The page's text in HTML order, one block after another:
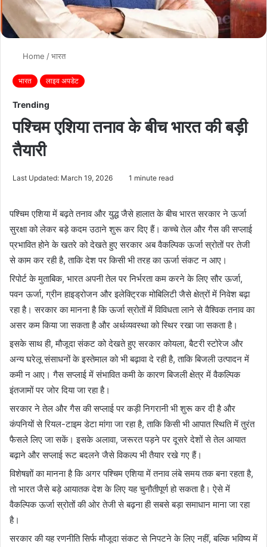
Home /भारत
भारत लाइव अपडेट
Trending
पश्चिम एशिया तनाव के बीच भारत की बड़ी
तैयारी
Last Updated: March 19, 2026 1 minute read
पश्चिम एशिया में बढ़ते तनाव और युद्ध जैसे हालात के बीच भारत सरकार ने ऊर्जा
सुरक्षा को लेकर बड़े कदम उठाने शुरू कर दिए हैं। कच्चे तेल और गैस की सप्लाई
प्रभावित होने के खतरे को देखते हुए सरकार अब वैकल्पिक ऊर्जा स्रोतों पर तेजी
से काम कर रही है, ताकि देश पर किसी भी तरह का ऊर्जा संकट न आए।
रिपोर्ट के मुताबिक, भारत अपनी तेल पर निर्भरता कम करने के लिए सौर ऊर्जा,
पवन ऊर्जा, ग्रीन हाइड्रोजन और इलेक्ट्रिक मोबिलिटी जैसे क्षेत्रों में निवेश बढ़ा
रहा है। सरकार का मानना है कि ऊर्जा स्रोतों में विविधता लाने से वैश्विक तनाव का
असर कम किया जा सकता है और अर्थव्यवस्था को स्थिर रखा जा सकता है।
इसके साथ ही, मौजूदा संकट को देखते हुए सरकार कोयला, बैटरी स्टोरेज और
अन्य घरेलू संसाधनों के इस्तेमाल को भी बढ़ावा दे रही है, ताकि बिजली उत्पादन में
कमी न आए। गैस सप्लाई में संभावित कमी के कारण बिजली क्षेत्र में वैकल्पिक
इंतजामों पर जोर दिया जा रहा है।
सरकार ने तेल और गैस की सप्लाई पर कड़ी निगरानी भी शुरू कर दी है और
कंपनियों से रियल-टाइम डेटा मांगा जा रहा है, ताकि किसी भी आपात स्थिति में तुरंत
फैसले लिए जा सकें। इसके अलावा, जरूरत पड़ने पर दूसरे देशों से तेल आयात
बढ़ाने और सप्लाई रूट बदलने जैसे विकल्प भी तैयार रखे गए हैं।
विशेषज्ञों का मानना है कि अगर पश्चिम एशिया में तनाव लंबे समय तक बना रहता है,
तो भारत जैसे बड़े आयातक देश के लिए यह चुनौतीपूर्ण हो सकता है। ऐसे में
वैकल्पिक ऊर्जा स्रोतों की ओर तेजी से बढ़ना ही सबसे बड़ा समाधान माना जा रहा
है।
सरकार की यह रणनीति सिर्फ मौजूदा संकट से निपटने के लिए नहीं, बल्कि भविष्य में